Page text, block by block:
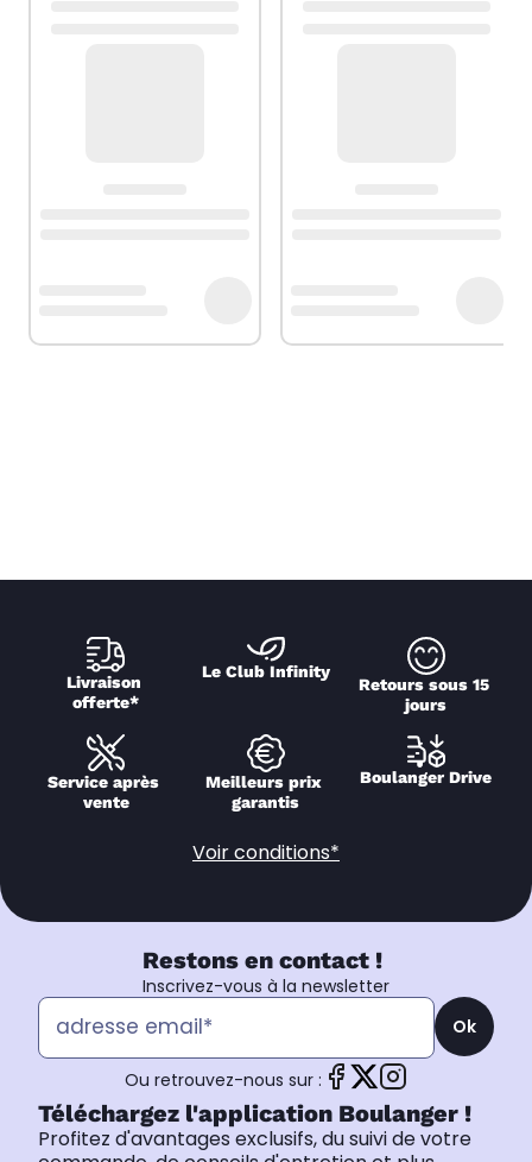
Livraison
offerte*
Le Club Infinity
Retours sous 15
jours
Service après
vente
Meilleurs prix
garantis
Boulanger Drive
Voir conditions*
Restons en contact !
Inscrivez-vous à la newsletter
Ok
Ou retrouvez-nous sur :
Téléchargez l'application Boulanger !
Profitez d'avantages exclusifs, du suivi de votre